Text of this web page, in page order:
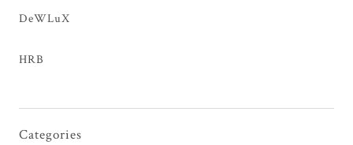
DeWLuX
HRB
Categories